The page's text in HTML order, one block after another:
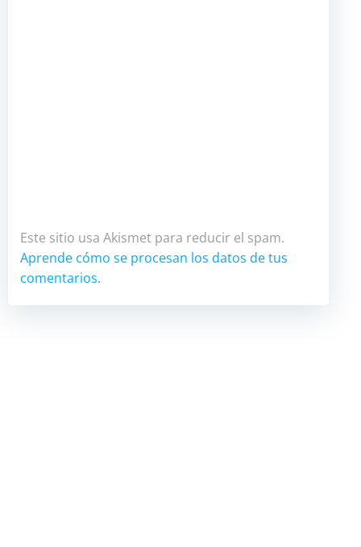
Este sitio usa Akismet para reducir el spam.
Aprende cómo se procesan los datos de tus
comentarios.